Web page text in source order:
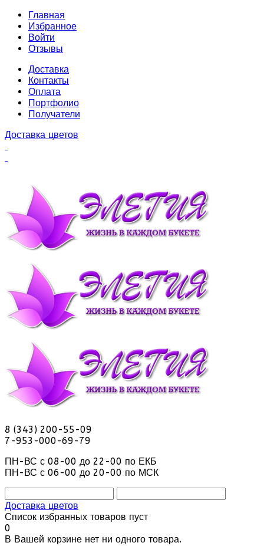
Главная
Избранное
Войти
Отзывы
Доставка
Контакты
Оплата
Портфолио
Получатели
Доставка цветов
8 (343) 200-55-09
7-953-000-69-79
ПН-ВС с 08-00 до 22-00 по ЕКБ
ПН-ВС с 06-00 до 20-00 по МСК
Доставка цветов
Список избранных товаров пуст
0
В Вашей корзине нет ни одного товара.